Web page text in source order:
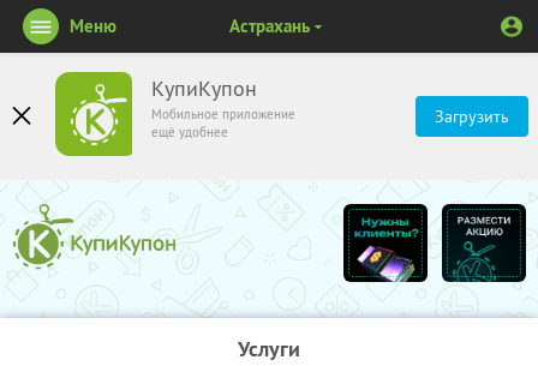
КупиКупон
Мобильное приложение
ещё удобнее
Загрузить
Меню Астрахань
Услуги